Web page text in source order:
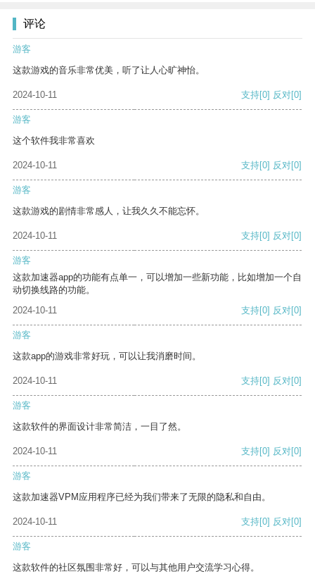
评论
游客
这款游戏的音乐非常优美，听了让人心旷神怡。
2024-10-11 支持[0] 反对[0]
游客
这个软件我非常喜欢
2024-10-11 支持[0] 反对[0]
游客
这款游戏的剧情非常感人，让我久久不能忘怀。
2024-10-11 支持[0] 反对[0]
游客
这款加速器app的功能有点单一，可以增加一些新功能，比如增加一个自
动切换线路的功能。
2024-10-11
支持[0] 反对[0]
游客
这款app的游戏非常好玩，可以让我消磨时间。
2024-10-11 支持[0] 反对[0]
游客
这款软件的界面设计非常简洁，一目了然。
2024-10-11 支持[0] 反对[0]
游客
这款加速器VPM应用程序已经为我们带来了无限的隐私和自由。
2024-10-11 支持[0] 反对[0]
游客
这款软件的社区氛围非常好，可以与其他用户交流学习心得。